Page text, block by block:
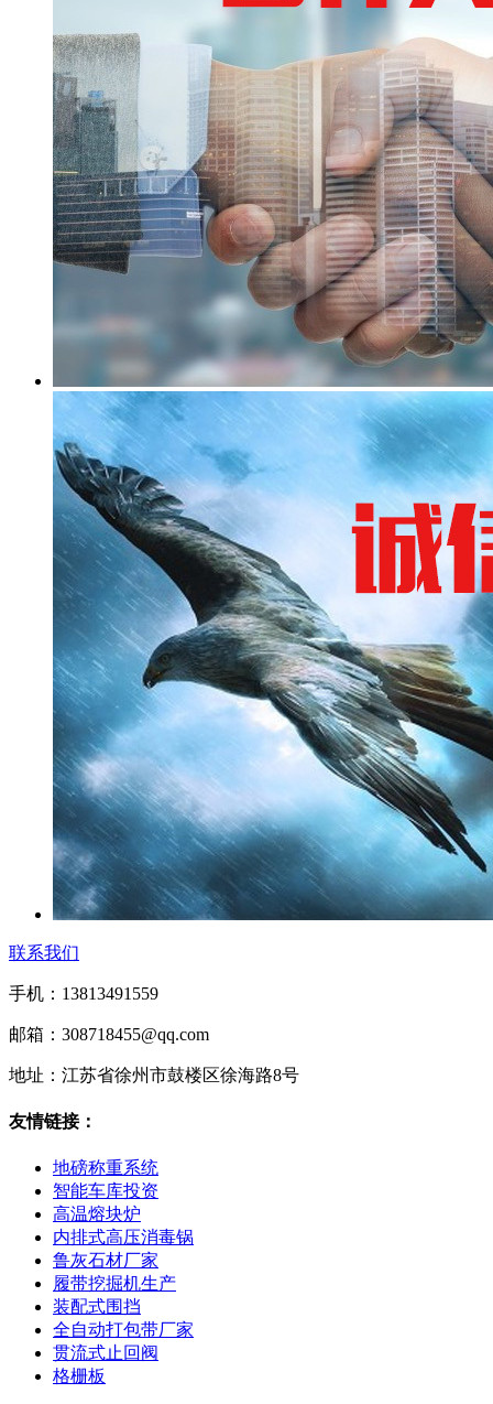
联系我们
手机：13813491559
邮箱：308718455@qq.com
地址：江苏省徐州市鼓楼区徐海路8号
友情链接：
地磅称重系统
智能车库投资
高温熔块炉
内排式高压消毒锅
鲁灰石材厂家
履带挖掘机生产
装配式围挡
全自动打包带厂家
贯流式止回阀
格栅板